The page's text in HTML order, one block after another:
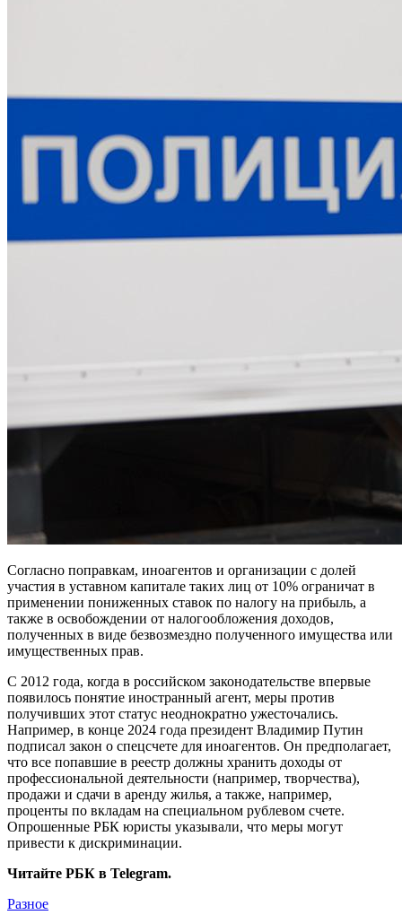
Согласно поправкам, иноагентов и организации с долей
участия в уставном капитале таких лиц от 10% ограничат в
применении пониженных ставок по налогу на прибыль, а
также в освобождении от налогообложения доходов,
полученных в виде безвозмездно полученного имущества или
имущественных прав.
С 2012 года, когда в российском законодательстве впервые
появилось понятие иностранный агент, меры против
получивших этот статус неоднократно ужесточались.
Например, в конце 2024 года президент Владимир Путин
подписал закон о спецсчете для иноагентов. Он предполагает,
что все попавшие в реестр должны хранить доходы от
профессиональной деятельности (например, творчества),
продажи и сдачи в аренду жилья, а также, например,
проценты по вкладам на специальном рублевом счете.
Опрошенные РБК юристы указывали, что меры могут
привести к дискриминации.
Читайте РБК в Telegram.
Разное